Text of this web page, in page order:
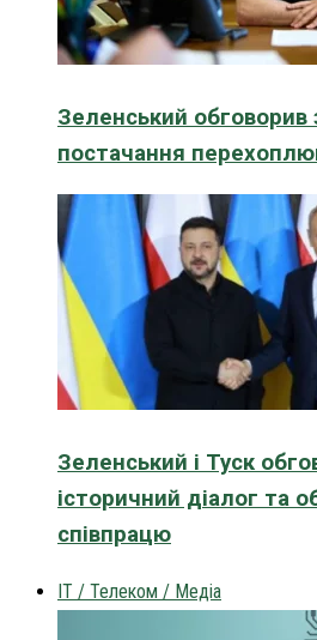
Зеленський обговорив
постачання
Зеленський і Туск
історичний діалог та
співпрацю
IT / Телеком / Медіа